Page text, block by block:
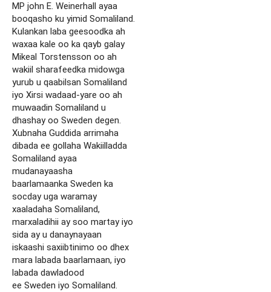
MP john E. Weinerhall ayaa
booqasho ku yimid Somaliland.
Kulankan laba geesoodka ah
waxaa kale oo ka qayb galay
Mikeal Torstensson oo ah
wakiil sharafeedka midowga
yurub u qaabilsan Somaliland
iyo Xirsi wadaad-yare oo ah
muwaadin Somaliland u
dhashay oo Sweden degen.
Xubnaha Guddida arrimaha
dibada ee gollaha Wakiilladda
Somaliland ayaa
mudanayaasha
baarlamaanka Sweden ka
socday uga waramay
xaaladaha Somaliland,
marxaladihii ay soo martay iyo
sida ay u danaynayaan
iskaashi saxiibtinimo oo dhex
mara labada baarlamaan, iyo
labada dawladood
ee Sweden iyo Somaliland.